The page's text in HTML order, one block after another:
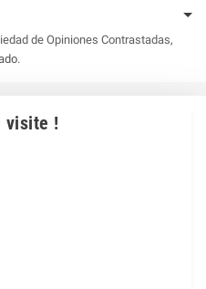
de Opiniones Contrastadas,
.
visite !